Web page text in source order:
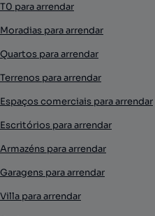
T0 para arrendar
Moradias para arrendar
Quartos para arrendar
Terrenos para arrendar
Espaços comerciais para arrendar
Escritórios para arrendar
Armazéns para arrendar
Garagens para arrendar
Villa para arrendar